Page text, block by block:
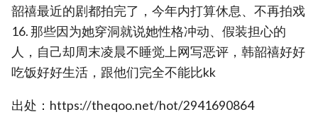
韶禧最近的剧都拍完了，今年内打算休息、不再拍戏
16. 那些因为她穿洞就说她性格冲动、假装担心的
人，自己却周末凌晨不睡觉上网写恶评，韩韶禧好好
吃饭好好生活，跟他们完全不能比kk
出处：https://theqoo.net/hot/2941690864